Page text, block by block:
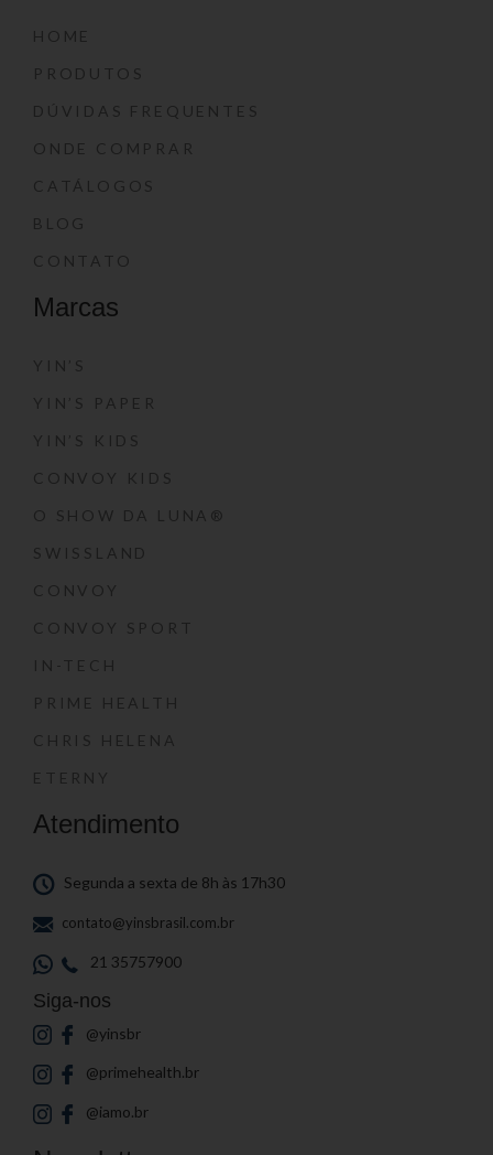
HOME
PRODUTOS
DÚVIDAS FREQUENTES
ONDE COMPRAR
CATÁLOGOS
BLOG
CONTATO
Marcas
YIN’S
YIN’S PAPER
YIN’S KIDS
CONVOY KIDS
O SHOW DA LUNA®
SWISSLAND
CONVOY
CONVOY SPORT
IN-TECH
PRIME HEALTH
CHRIS HELENA
ETERNY
Atendimento
Segunda a sexta de 8h às 17h30
contato@yinsbrasil.com.br
21 35757900
Siga-nos
@yinsbr
@primehealth.br
@iamo.br